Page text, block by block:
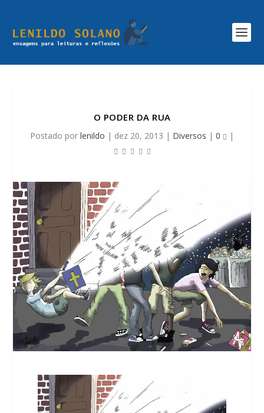
O PODER DA RUA
Postado por lenildo | dez 20, 2013 | Diversos | 0 |